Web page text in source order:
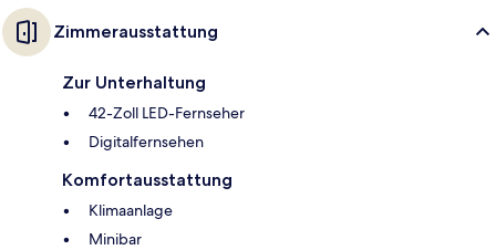
Zimmerausstattung
Zur Unterhaltung
42-Zoll LED-Fernseher
Digitalfernsehen
Komfortausstattung
Klimaanlage
Minibar